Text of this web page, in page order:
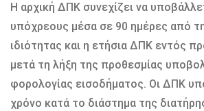
Η αρχική ΔΠΚ συνεχίζει να
υπόχρεους μέσα σε 90 ημέρες από
ιδιότητας και η ετήσια ΔΠΚ εντός
μετά τη λήξη της προθεσμίας
φορολογίας εισοδήματος. Οι ΔΠΚ
χρόνο κατά το διάστημα της